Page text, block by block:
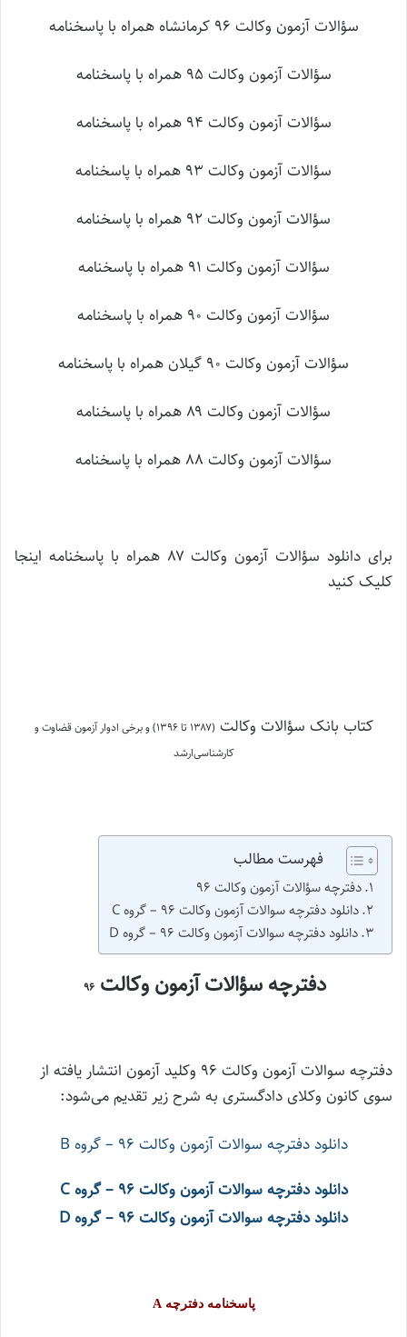
سؤالات آزمون وکالت ۹۶ کرمانشاه همراه با پاسخنامه
سؤالات آزمون وکالت ۹۵ همراه با پاسخنامه
سؤالات آزمون وکالت ۹۴ همراه با پاسخنامه
سؤالات آزمون وکالت ۹۳ همراه با پاسخنامه
سؤالات آزمون وکالت ۹۲ همراه با پاسخنامه
سؤالات آزمون وکالت ۹۱ همراه با پاسخنامه
سؤالات آزمون وکالت ۹۰ همراه با پاسخنامه
سؤالات آزمون وکالت ۹۰ گیلان همراه با پاسخنامه
سؤالات آزمون وکالت ۸۹ همراه با پاسخنامه
سؤالات آزمون وکالت ۸۸ همراه با پاسخنامه
برای دانلود سؤالات آزمون وکالت ۸۷ همراه با پاسخنامه اینجا
کلیک کنید
کتاب بانک سؤالات وکالت (۱۳۸۷ تا ۱۳۹۶)
و برخی ادوار آزمون قضاوت و
کارشناسی‌ارشد
فهرست مطالب
دفترچه سؤالات آزمون وکالت ۹۶
دانلود دفترچه سوالات آزمون وکالت ۹۶ – گروه C
دانلود دفترچه سوالات آزمون وکالت ۹۶ – گروه D
دفترچه سؤالات آزمون وکالت ۹۶
دفترچه سوالات آزمون وکالت ۹۶ وکلید آزمون انتشار یافته از
سوی کانون وکلای دادگستری به شرح زیر تقدیم می‌شود:
دانلود دفترچه سوالات آزمون وکالت ۹۶ – گروه B
دانلود دفترچه سوالات آزمون وکالت ۹۶ – گروه C
دانلود دفترچه سوالات آزمون وکالت ۹۶ – گروه D
پاسخنامه دفترچهA